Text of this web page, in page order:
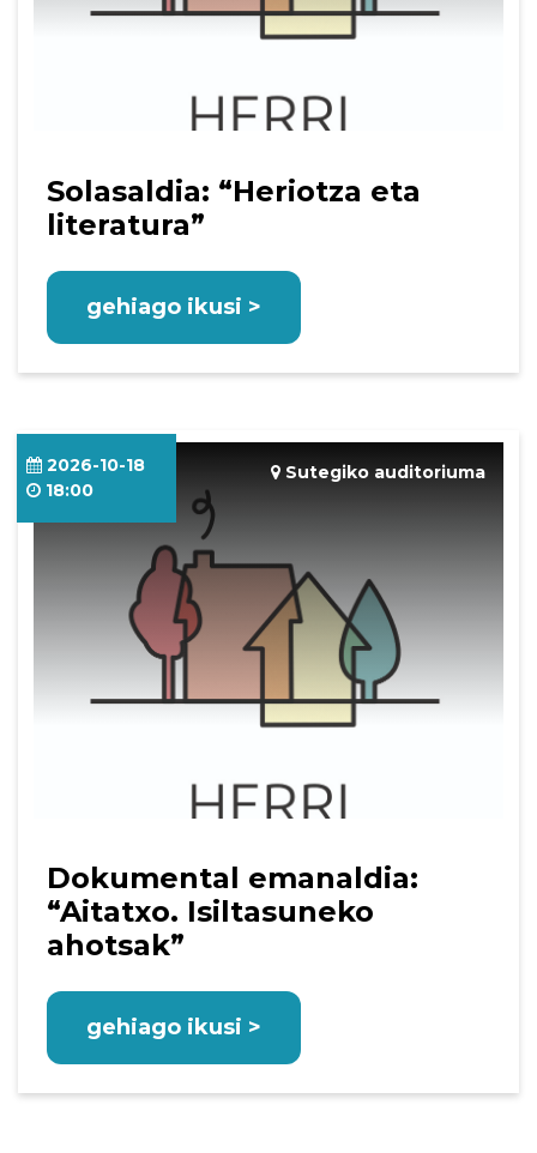
Solasaldia: “Heriotza eta
literatura”
gehiago ikusi >
Sutegiko auditoriuma
2026-10-18
18:00
Dokumental emanaldia:
“Aitatxo. Isiltasuneko
ahotsak”
gehiago ikusi >